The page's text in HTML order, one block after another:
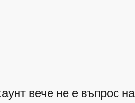
вече не е въпрос на